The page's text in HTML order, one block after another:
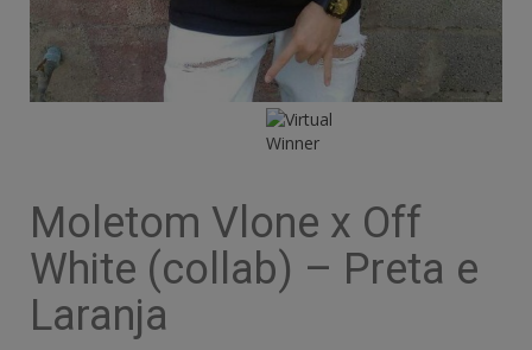
Moletom Vlone x Off
White (collab) – Preta e
Laranja